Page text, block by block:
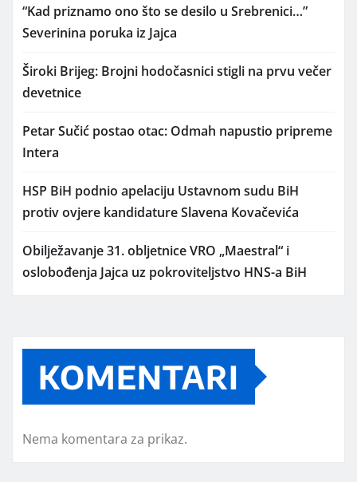
“Kad priznamo ono što se desilo u Srebrenici…”
Severinina poruka iz Jajca
Široki Brijeg: Brojni hodočasnici stigli na prvu večer
devetnice
Petar Sučić postao otac: Odmah napustio pripreme
Intera
HSP BiH podnio apelaciju Ustavnom sudu BiH
protiv ovjere kandidature Slavena Kovačevića
Obilježavanje 31. obljetnice VRO „Maestral“ i
oslobođenja Jajca uz pokroviteljstvo HNS-a BiH
KOMENTARI
Nema komentara za prikaz.